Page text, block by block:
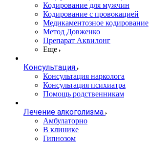
Кодирование для мужчин
Кодирование с провокацией
Медикаментозное кодирование
Метод Довженко
Препарат Аквилонг
Еще
Консультация
Консультация нарколога
Консультация психиатра
Помощь родственникам
Лечение алкоголизма
Амбулаторно
В клинике
Гипнозом